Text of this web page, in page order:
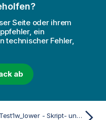
Seite oder ihrem
ein
technischer Fehler,
ab
TTest1w_lower - Skript- und Diagrammfunktion